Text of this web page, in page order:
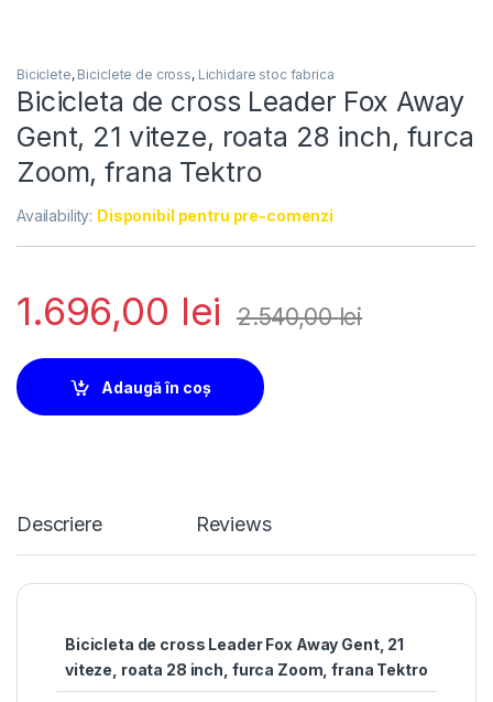
Biciclete, Biciclete de cross, Lichidare stoc fabrica
Bicicleta de cross Leader Fox Away
Gent, 21 viteze, roata 28 inch, furca
Zoom, frana Tektro
Availability: Disponibil pentru pre-comenzi
1.696,00 lei 2.540,00lei
Adaugă în coș
Descriere Reviews
Bicicleta de cross Leader Fox Away Gent, 21
viteze, roata 28 inch, furca Zoom, frana Tektro